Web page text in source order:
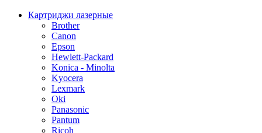
Картриджи лазерные
Brother
Canon
Epson
Hewlett-Packard
Konica - Minolta
Kyocera
Lexmark
Oki
Panasonic
Pantum
Ricoh